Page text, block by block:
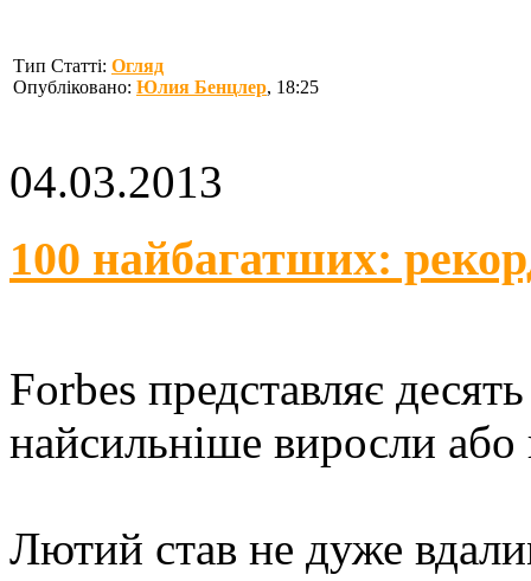
Тип Статті: Огляд
Опубліковано: Юлия Бенцлер, 18:25
04.03.2013
100 найбагатших:
Forbes представляє
найсильніше виросли
Лютий став не дуже